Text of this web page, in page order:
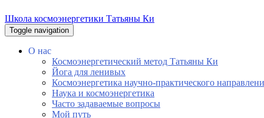
Школа космоэнергетики Татьяны Ки
Toggle navigation
О нас
Космоэнергетический метод Татьяны Ки
Йога для ленивых
Космоэнергетика научно-практического
Наука и космоэнергетика
Часто задаваемые вопросы
Мой путь